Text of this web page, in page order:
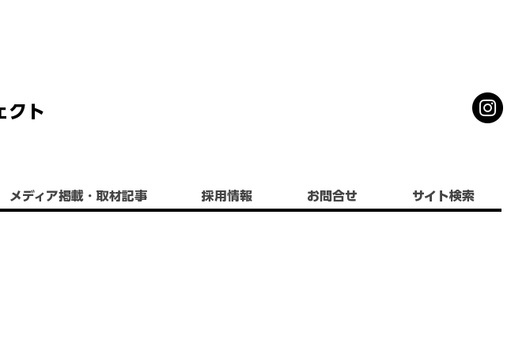
クト
​メディア掲載・取材記事 採用情報 お問合せ サイト検索